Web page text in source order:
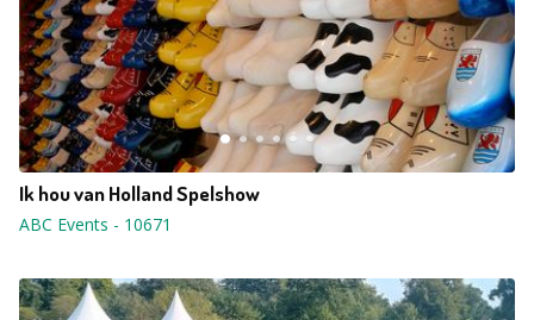
Ik hou van Holland Spelshow
ABC Events - 10671